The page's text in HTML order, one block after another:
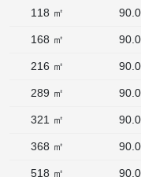
118 ㎡
168 ㎡
216 ㎡
289 ㎡
321 ㎡
368 ㎡
518 ㎡